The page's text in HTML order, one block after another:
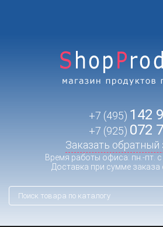
+7 (495) 142
+7 (925) 072
Заказать обратный
Время работы офиса: пн.-пт. с
Доставка при сумме заказа